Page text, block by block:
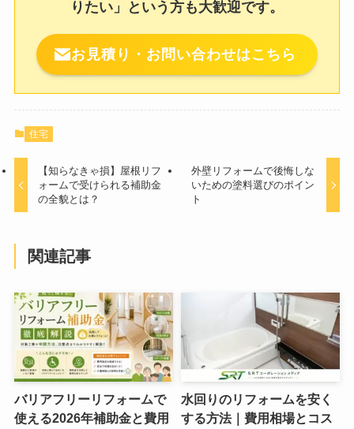
りたい」という方も大歓迎です。
お見積り・お問い合わせはこちら
住宅
【知らなきゃ損】屋根リフ
ォームで受けられる補助金
の全貌とは？
外壁リフォームで後悔しな
いための塗料選びのポイン
ト
関連記事
バリアフリーリフォームで
使える2026年補助金と費用
水回りのリフォームを安く
する方法｜費用相場とコス